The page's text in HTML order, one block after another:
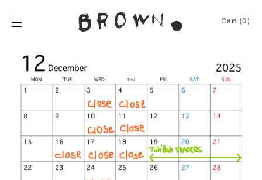
content
BROWN.
News
Shop
Apparel
Cart (0)